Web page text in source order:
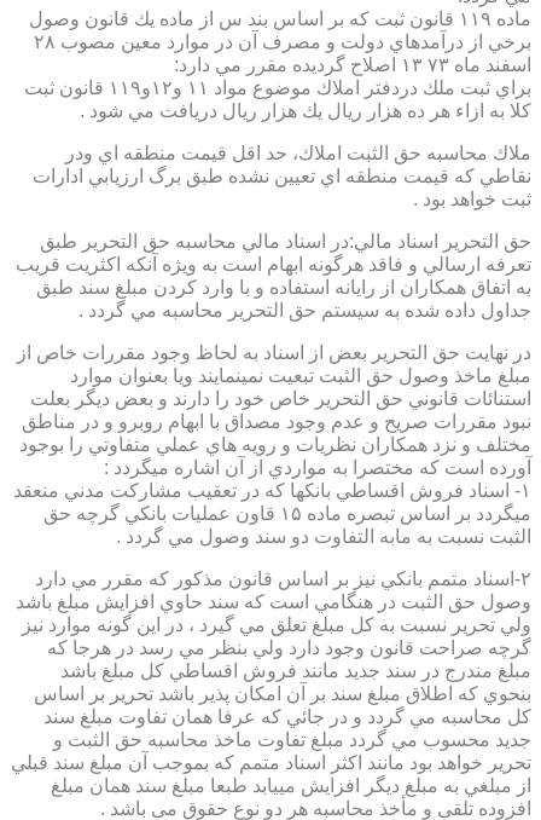
ماده ۱۱۹ قانون ثبت كه بر اساس بند س از ماده يك قانون وصول
برخي از درآمدهاي دولت و مصرف آن در موارد معين مصوب ۲۸
اسفند ماه ۷۳ ۱۳ اصلاح گرديده مقرر مي دارد:
براي ثبت ملك دردفتر املاك موضوع مواد ۱۱ و۱۲و۱۱۹ قانون ثبت
كلا به ازاء هر ده هزار ريال يك هزار ريال دريافت مي شود .
ملاك محاسبه حق الثبت املاك، حد اقل قيمت منطقه اي ودر
نقاطي كه قيمت منطقه اي تعيين نشده طبق برگ ارزيابي ادارات
ثبت خواهد بود .
حق التحرير اسناد مالي:در اسناد مالي محاسبه حق التحرير طبق
تعرفه ارسالي و فاقد هرگونه ابهام است به ويژه آنكه اكثريت قريب
به اتفاق همكاران از رايانه استفاده و با وارد كردن مبلغ سند طبق
جداول داده شده به سيستم حق التحرير محاسبه مي گردد .
در نهايت حق التحرير بعض از اسناد به لحاظ وجود مقررات خاص از
مبلغ ماخذ وصول حق الثبت تبعيت نمينمايند ويا بعنوان موارد
استنائات قانوني حق التحرير خاص خود را دارند و بعض ديگر بعلت
نبود مقررات صريح و عدم وجود مصداق با ابهام روبرو و در مناطق
مختلف و نزد همكاران نظريات و رويه هاي عملي متفاوتي را بوجود
آورده است كه مختصرا به مواردي از آن اشاره ميگردد :
۱- اسناد فروش اقساطي بانكها كه در تعقيب مشاركت مدني منعقد
ميگردد بر اساس تبصره ماده ۱۵ قاون عمليات بانكي گرچه حق
الثبت نسبت به مابه التفاوت دو سند وصول مي گردد .
۲-اسناد متمم بانكي نيز بر اساس قانون مذكور كه مقرر مي دارد
وصول حق الثبت در هنگامي است كه سند حاوي افزايش مبلغ باشد
ولي تحرير نسبت به كل مبلغ تعلق مي گيرد ، در اين گونه موارد نيز
گرچه صراحت قانون وجود دارد ولي بنظر مي رسد در هرجا كه
مبلغ مندرج در سند جديد مانند فروش اقساطي كل مبلغ باشد
بنحوي كه اطلاق مبلغ سند بر آن امكان پذير باشد تحرير بر اساس
كل محاسبه مي گردد و در جائي كه عرفا همان تفاوت مبلغ سند
جديد محسوب مي گردد مبلغ تفاوت ماخذ محاسبه حق الثبت و
تحرير خواهد بود مانند اكثر اسناد متمم كه بموجب آن مبلغ سند قبلي
از مبلغي به مبلغ ديگر افزايش مييابد طبعا مبلغ سند همان مبلغ
افزوده تلقی و مأخذ محاسبه هر دو نوع حقوق می باشد .